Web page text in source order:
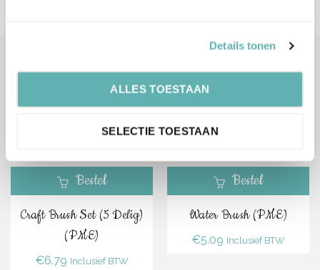
Details tonen
ALLES TOESTAAN
SELECTIE TOESTAAN
Gerelateerde Producten
Bestel
Craft Brush Set (5 Delig)
(PME)
€6.79 Inclusief BTW
Bestel
Water Brush (PME)
€5.09 Inclusief BTW